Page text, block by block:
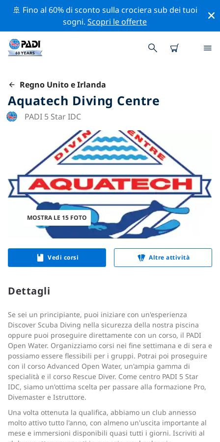
🚢 Fino al 60% di sconto sulla crociera sub dei tuoi
sogni.Scopri le offerte
Regno Unito e Irlanda
Aquatech Diving Centre
PADI 5 Star IDC
MOSTRA LE 15 FOTO
Vedi corsi Altre attività
Dettagli
Se sei un principiante, puoi iniziare con un'esperienza
Discover Scuba Diving nella sicurezza della nostra piscina
oppure puoi proseguire direttamente con un corso, il PADI
Open Water. Organizziamo corsi nei fine settimana e di sera e
possiamo essere flessibili per i gruppi. Potrai poi proseguire
con il corso Advanced Open Water, un'ampia gamma di
specialità e il corso Rescue Diver. Come centro PADI 5 Star
IDC, siamo un'ottima scelta per passare alla formazione Pro,
Divemaster e Istruttore.
Una volta ottenuta la qualifica, abbiamo un club annesso
molto attivo tutto l'anno, con almeno un'uscita importante al
mese e immersioni disponibili quasi tutti i giorni. Iscriviti al